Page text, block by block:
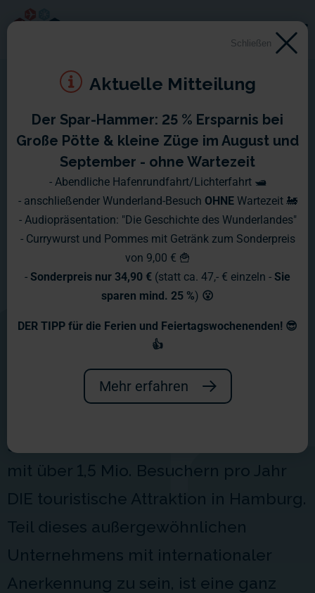
Arbeiten im Miniatur
Das Miniatur Wunderland in der
größte Modelleisenbahn der Welt und
mit über 1,5 Mio. Besuchern pro Jahr
DIE touristische Attraktion in Hamburg.
Teil dieses außergewöhnlichen
Unternehmens mit internationaler
Anerkennung zu sein, ist eine ganz
Schließen
Aktuelle Mitteilung
Der Spar-Hammer: 25 % Ersparnis bei
Große Pötte & kleine Züge im August und
September - ohne Wartezeit
- Abendliche Hafenrundfahrt/Lichterfahrt 🛥️
- anschließender Wunderland-Besuch OHNE Wartezeit 🚂
- Audiopräsentation: "Die Geschichte des Wunderlandes"
- Currywurst und Pommes mit Getränk zum Sonderpreis
von 9,00 € 🍟
- Sonderpreis nur 34,90 € (statt ca. 47,- € einzeln - Sie
sparen mind. 25 %) 😮
DER TIPP für die Ferien und Feiertagswochenenden! 😎
👍
Mehr erfahren